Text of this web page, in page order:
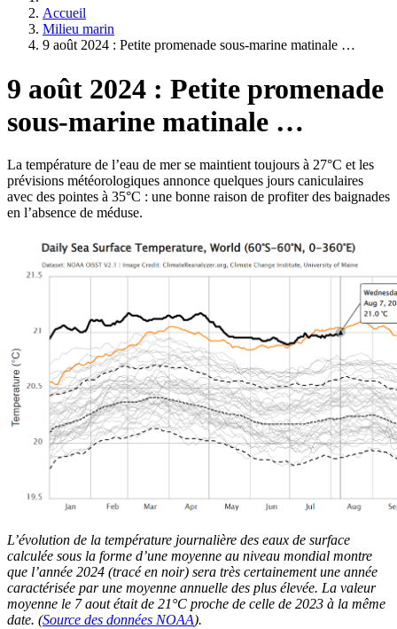
Accueil
Milieu marin
9 août 2024 : Petite promenade sous-marine matinale …
9 août 2024 : Petite promenade
sous-marine matinale …
La température de l’eau de mer se maintient toujours à 27°C et les
prévisions météorologiques annonce quelques jours caniculaires
avec des pointes à 35°C : une bonne raison de profiter des baignades
en l’absence de méduse.
L’évolution de la température journalière des eaux de surface
calculée sous la forme d’une moyenne au niveau mondial montre
que l’année 2024 (tracé en noir) sera très certainement une année
caractérisée par une moyenne annuelle des plus élevée. La valeur
moyenne le 7 aout était de 21°C proche de celle de 2023 à la même
date. (Source des données NOAA).